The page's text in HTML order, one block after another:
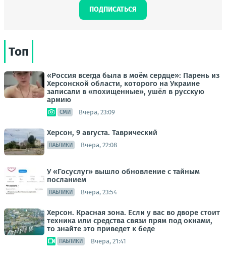
ПОДПИСАТЬСЯ
Топ
«Россия всегда была в моём сердце»: Парень из
Херсонской области, которого на Украине
записали в «похищенные», ушёл в русскую
армию
СМИ Вчера, 23:09
Херсон, 9 августа. Таврический
ПАБЛИКИ Вчера, 22:08
У «Госуслуг» вышло обновление с тайным
посланием
ПАБЛИКИ Вчера, 23:54
Херсон. Красная зона. Если у вас во дворе стоит
техника или средства связи прям под окнами,
то знайте это приведет к беде
ПАБЛИКИ Вчера, 21:41